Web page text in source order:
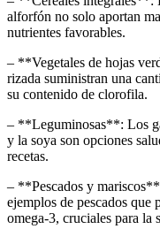
alforfón no solo aportan
nutrientes favorables.
– **Vegetales de hojas
rizada suministran una
su contenido de clorofila.
– **Leguminosas**: Los
y la soya son opciones
recetas.
– **Pescados y
ejemplos de pescados que
omega-3, cruciales para la